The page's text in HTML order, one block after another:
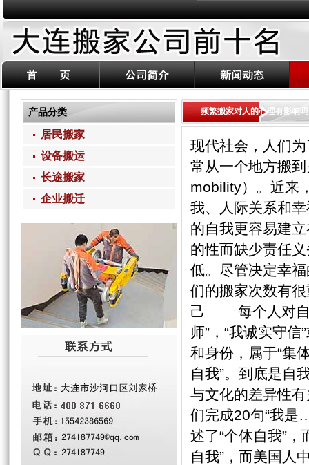
产品分类
居民搬家
设备搬运
长途搬家
企业搬迁
频繁搬家对人的心理有影响吗
现代社会，人们
常从一个地方搬
mobility）。近来
我、人际关系和
的自我更容易建
的性而缺少责任
低。尽管决定幸
们的搬家次数有
己 每个人对自我
师”，“我诚实守
和身份，属于“集
自我”。到底是自
与文化的差异性
们完成20句“我是
述了“个体自我”
自我”，而美国